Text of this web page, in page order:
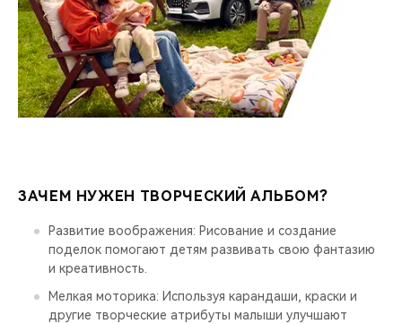
ЗАЧЕМ НУЖЕН ТВОРЧЕСКИЙ АЛЬБОМ?
Развитие воображения: Рисование и создание
поделок помогают детям развивать свою фантазию
и креативность.
Мелкая моторика: Используя карандаши, краски и
другие творческие атрибуты малыши улучшают